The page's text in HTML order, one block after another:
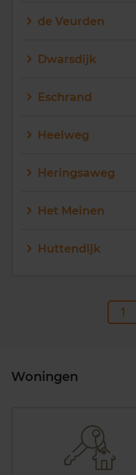
de Veurden
Dwarsdijk
Eschrand
Heelweg
Heringsaweg
Het Meinen
Huttendijk
1
Woningen